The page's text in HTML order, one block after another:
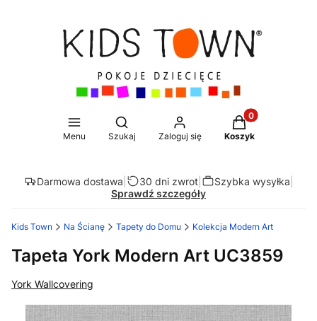
Menu
Otwórz wyszukiwarkę
Szukaj Zaloguj się
Produkty w
Koszyk
Darmowa dostawa 30 dni zwrot| Szybka wysyłka
Sprawdź szczegóły
Kids Town Na Ścianę Tapety do Domu Kolekcja Modern Art
Tapeta York Modern Art UC3859
York Wallcovering